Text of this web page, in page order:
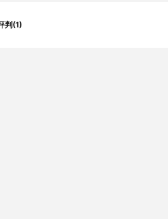
、ベヘニルアルコール、ホウケイ酸（Ca／A
判(1)